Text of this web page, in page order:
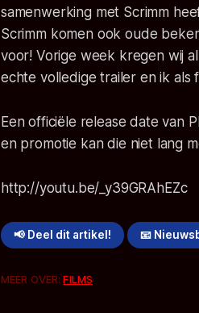
samenwerking met Scrimm
Scrimm komen ook oude
voor! Vorige week kregen wij
echte volledige trailer en ik als
Een officiële release date van
en promotie kan die niet lang
http://youtu.be/_y39GRAhEZc
📢 Deel dit artikel! 📧
MEER OVER:FILMS